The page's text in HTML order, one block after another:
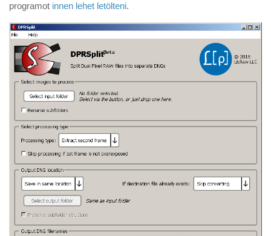
programot innen lehet letölteni.